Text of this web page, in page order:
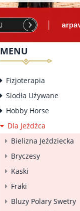
MENU
Fizjoterapia
Siodła Używane
Hobby Horse
Dla Jeźdźca
Bielizna Jeździecka
Bryczesy
Kaski
Fraki
Bluzy Polary Swetry